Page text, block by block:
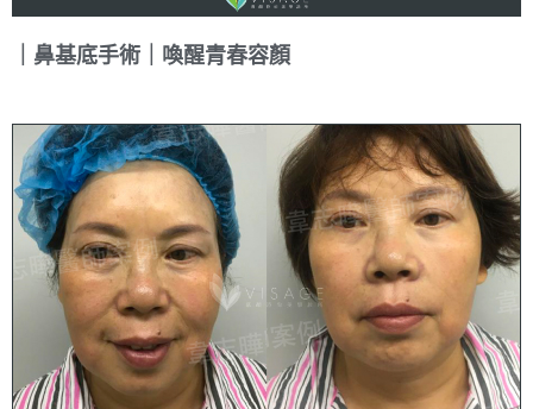
｜鼻基底手術｜喚醒青春容顏